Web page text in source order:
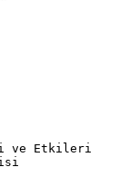
ve Etkileri